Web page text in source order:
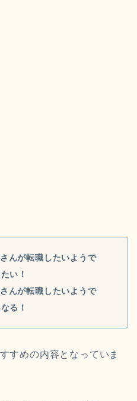
んが転職したいようで
い！
んが転職したいようで
る！
すめの内容となっていま